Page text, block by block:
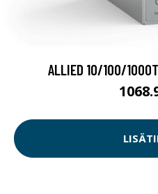
ALLIED 10/100/